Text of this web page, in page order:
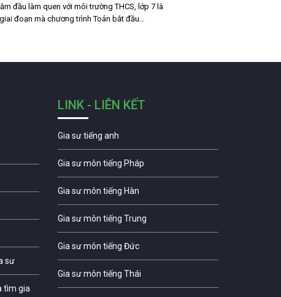
đầu làm quen với môi trường THCS, lớp 7 là
giai đoạn mà chương trình Toán bắt đầu…
sư
tìm gia
LINK - LIÊN KẾT
Gia sư tiếng anh
Gia sư môn tiếng Pháp
Gia sư môn tiếng Hàn
Gia sư môn tiếng Trung
Gia sư môn tiếng Đức
Gia sư môn tiếng Thái